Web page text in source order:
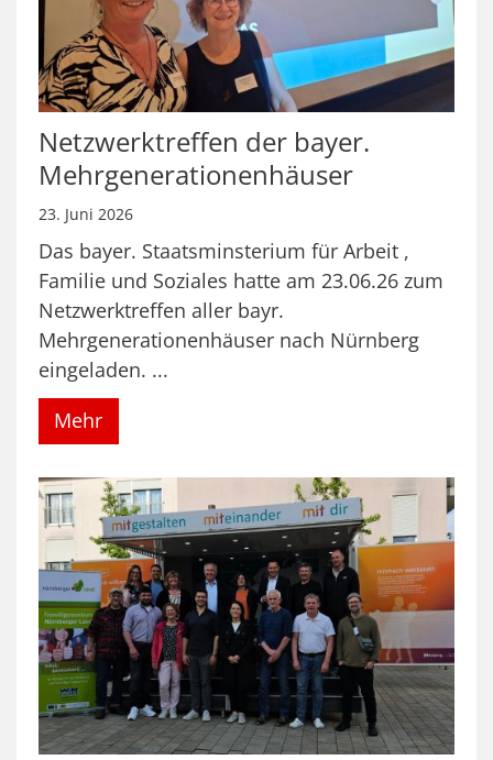
Netzwerktreffen der bayer.
Mehrgenerationenhäuser
23. Juni 2026
Das bayer. Staatsminsterium für Arbeit ,
Familie und Soziales hatte am 23.06.26 zum
Netzwerktreffen aller bayr.
Mehrgenerationenhäuser nach Nürnberg
eingeladen. ...
Mehr